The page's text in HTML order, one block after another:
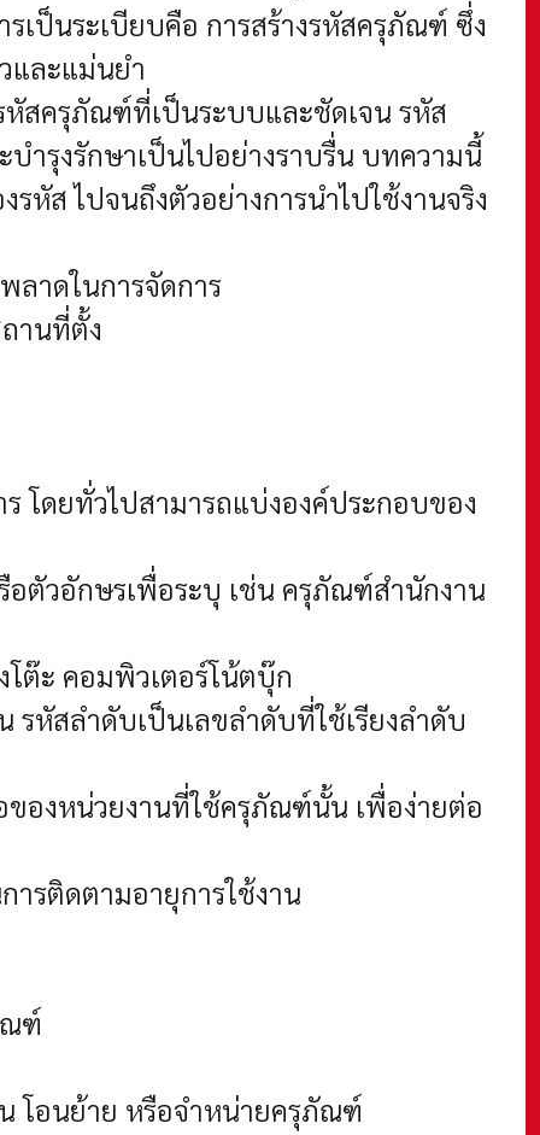
เป็นระเบียบคือ การสร้างรหัสครุภัณฑ์ ซึ่ง
และแม่นยำ
สครุภัณฑ์ที่เป็นระบบและชัดเจน รหัส
ำรุงรักษาเป็นไปอย่างราบรื่น บทความนี้
ส ไปจนถึงตัวอย่างการนำไปใช้งานจริง
าดในการจัดการ
านที่ตั้ง
โดยทั่วไปสามารถแบ่งองค์ประกอบของ
อตัวอักษรเพื่อระบุ เช่น ครุภัณฑ์สำนักงาน
ต๊ะ คอมพิวเตอร์โน้ตบุ๊ก
รหัสลำดับเป็นเลขลำดับที่ใช้เรียงลำดับ
องหน่วยงานที่ใช้ครุภัณฑ์นั้น เพื่อง่ายต่อ
รติดตามอายุการใช้งาน
ฑ์
โอนย้าย หรือจำหน่ายครุภัณฑ์